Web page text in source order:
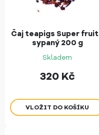
Čaj teapigs Super
sypaný 200 g
Skladem
320 Kč